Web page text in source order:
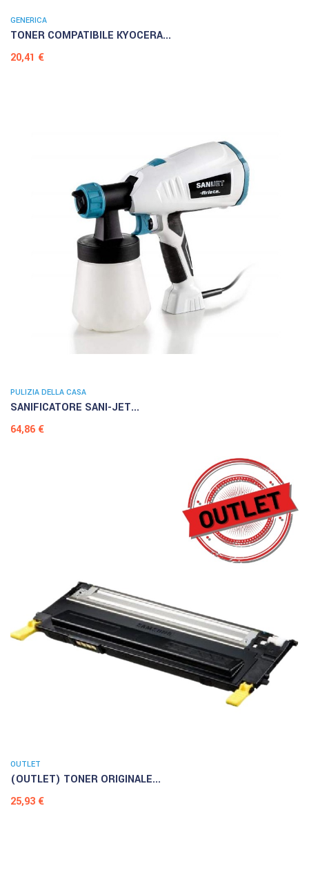
GENERICA
TONER COMPATIBILE KYOCERA...
Prezzo
20,41 €
PULIZIA DELLA CASA
SANIFICATORE SANI-JET...
Prezzo
64,86 €
OUTLET
(OUTLET) TONER ORIGINALE...
Prezzo
25,93 €